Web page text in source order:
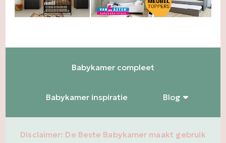
Babykamer compleet
Babykamer inspiratie Blog
Disclaimer: De Beste Babykamer maakt gebruik